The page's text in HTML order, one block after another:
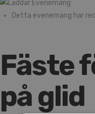
Detta evenemang har
Fäste
på glid